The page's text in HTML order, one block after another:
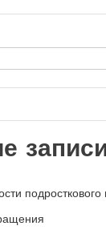
подросткового